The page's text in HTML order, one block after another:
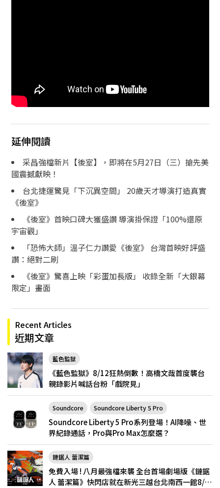
延伸閱讀
采昌強檔新片【後室】，即將在5月27日（三）搶先美
國震撼獻映！
台北捷運驚見「下沉異空間」 20歲天才導演打造真實
《後室》
《後室》首映口碑大獲盛讚 導演掛保證「100%還原
宇宙觀」
「恐怖大師」溫子仁力讚愛《後室》 台灣首映好評盛
讚：絕對二刷
《後室》驚喜上映「彩蛋加長版」 收錄全新「大銀幕
限定」畫面
Recent Articles
近期文章
藍色監獄
《藍色監獄》8/12狂熱倒數！高橋文哉首度襲台
親錄影片喊話台粉「戲院見」
Soundcore Soundcore Liberty 5 Pro
Soundcore Liberty 5 Pro系列登場！AI降噪、世
界紀錄通話，Pro與Pro Max怎麼選？
鏈鋸人 蕾潔篇
免費入場 ! 八月最強檔來襲 全台首場劇場版《鏈鋸
人 蕾潔篇》快閃店就在新光三越台北南西一館8/6